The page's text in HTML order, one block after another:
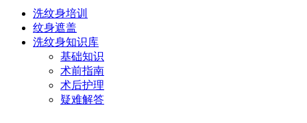
洗纹身培训
纹身遮盖
洗纹身知识库
基础知识
术前指南
术后护理
疑难解答